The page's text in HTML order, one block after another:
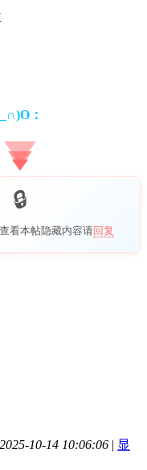
：
看本帖隐藏内容请回复
10-14 10:06:06 | 显